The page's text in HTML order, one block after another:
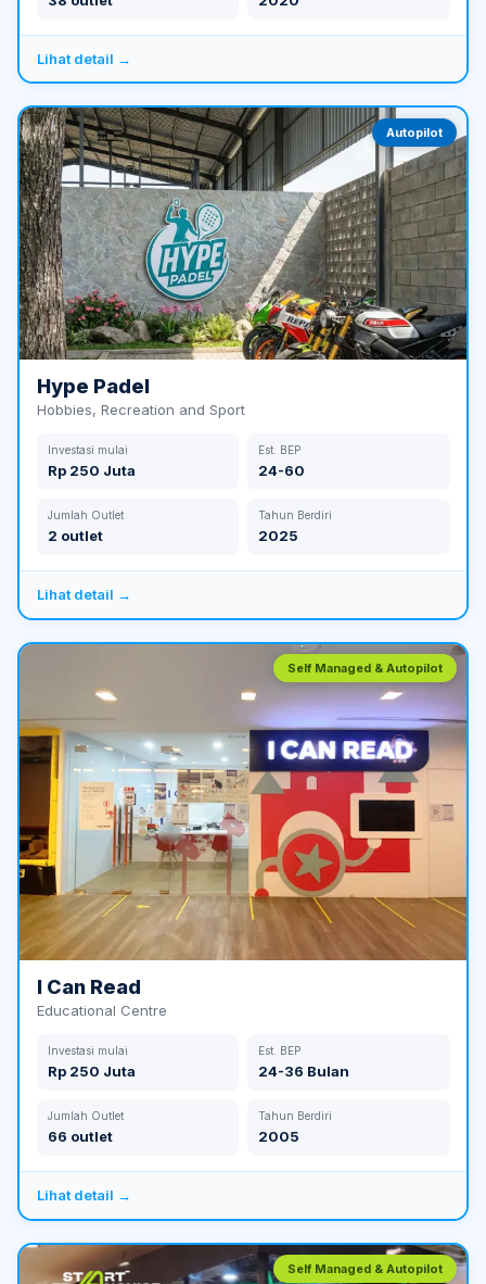
Lihat detail →
Autopilot
Hype Padel
Hobbies, Recreation and Sport
Investasi mulai
Rp 250 Juta
Est. BEP
24-60
Jumlah Outlet
2 outlet
Tahun Berdiri
2025
Lihat detail →
Self Managed & Autopilot
I Can Read
Educational Centre
Investasi mulai
Rp 250 Juta
Est. BEP
24-36 Bulan
Jumlah Outlet
66 outlet
Tahun Berdiri
2005
Lihat detail →
Self Managed & Autopilot